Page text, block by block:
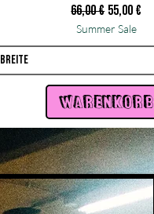
Standardpreis
66,00 € Sale-Preis
55,00 €
Summer Sale
Breite
warenkorb